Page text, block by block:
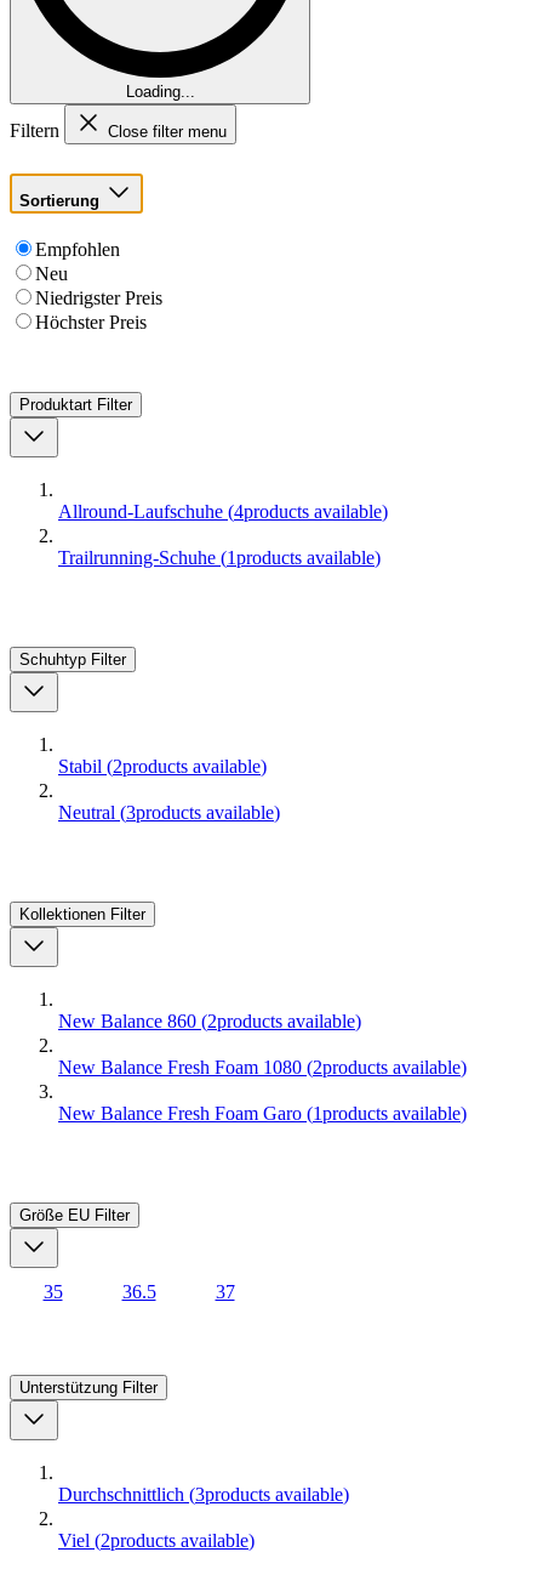
Loading...
Filtern Close filter menu
Sortierung
Empfohlen
Neu
Niedrigster Preis
Höchster Preis
Produktart Filter
Allround-Laufschuhe (4products available)
Trailrunning-Schuhe (1products available)
Schuhtyp Filter
Stabil (2products available)
Neutral (3products available)
Kollektionen Filter
New Balance 860 (2products available)
New Balance Fresh Foam 1080 (2products available)
New Balance Fresh Foam Garo (1products available)
Größe EU Filter
35 36.5 37
Unterstützung Filter
Durchschnittlich (3products available)
Viel (2products available)